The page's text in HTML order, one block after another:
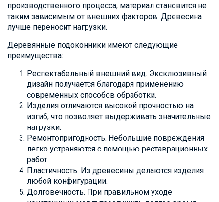
производственного процесса, материал становится не
таким зависимым от внешних факторов. Древесина
лучше переносит нагрузки.
Деревянные подоконники имеют следующие
преимущества:
Респектабельный внешний вид. Эксклюзивный
дизайн получается благодаря применению
современных способов обработки.
Изделия отличаются высокой прочностью на
изгиб, что позволяет выдерживать значительные
нагрузки.
Ремонтопригодность. Небольшие повреждения
легко устраняются с помощью реставрационных
работ.
Пластичность. Из древесины делаются изделия
любой конфигурации.
Долговечность. При правильном уходе